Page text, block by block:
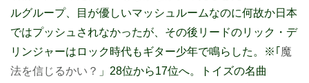
ルグループ、目が優しいマッシュルームなのに何故か日本
ではプッシュされなかったが、その後リードのリック・デ
リンジャーはロック時代もギター少年で鳴らした。※｢ 魔
法を信じるかい？ 」28位から17位へ。トイズの名曲